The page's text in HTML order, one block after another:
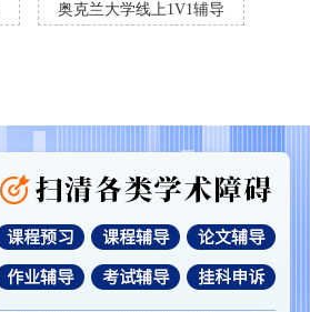
奥克兰大学线上1V1辅导